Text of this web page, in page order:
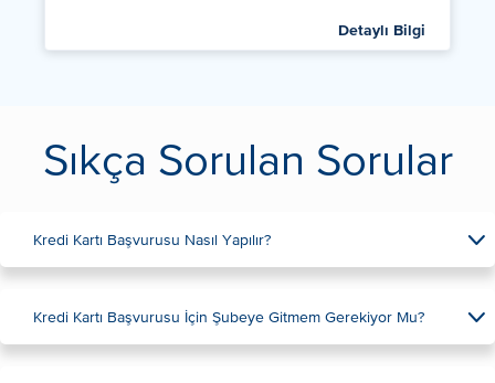
Detaylı Bilgi
Sıkça Sorulan Sorular
Kredi Kartı Başvurusu Nasıl Yapılır?
Kredi Kartı Başvurusu İçin Şubeye Gitmem Gerekiyor Mu?